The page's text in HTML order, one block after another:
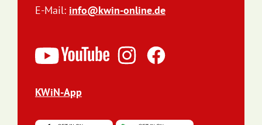
E-Mail: info@kwin-online.de
KWiN-App